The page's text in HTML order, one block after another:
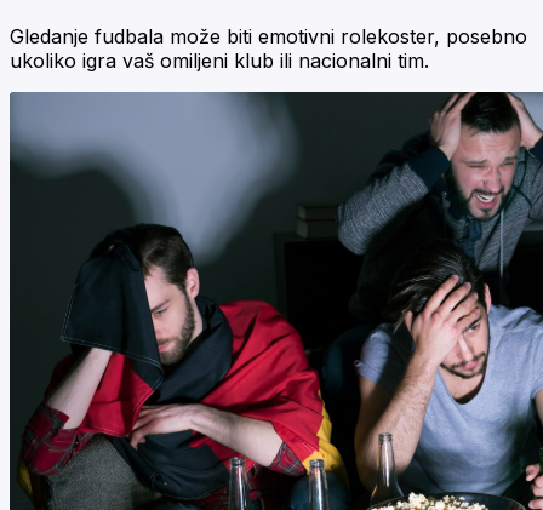
Gledanje fudbala može biti emotivni rolekoster, posebno
ukoliko igra vaš omiljeni klub ili nacionalni tim.